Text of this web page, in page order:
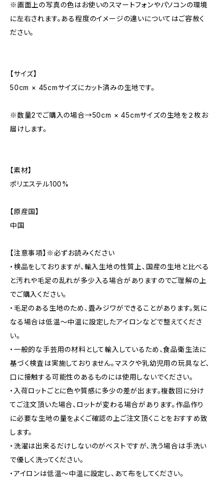
※画面上の写真の色はお使いのスマートフォンやパソコンの環境
に左右されます。ある程度のイメージの違いについてはご容赦く
ださい。
【サイズ】
50cm × 45cmサイズにカット済みの生地です。
※数量2でご購入の場合→50cm × 45cmサイズの生地を２枚お
届けします。
【素材】
ポリエステル100%
【原産国】
中国
【注意事項】※必ずお読みください
・検品をしておりますが、輸入生地の性質上、国産の生地と比べる
と汚れや毛足の乱れが多少入る場合がありますのでご理解の上
でご購入ください。
・毛足のある生地のため、畳みジワができることがあります。気に
なる場合は低温〜中温に設定したアイロンなどで整えてくださ
い。
・一般的な手芸用の材料として輸入しているため、食品衛生法に
基づく検査は実施しておりません。マスクや乳幼児用の玩具など、
口に接触する可能性のあるものには使用しないでください。
・入荷ロットごとに色や質感に多少の差が出ます。複数回に分け
てご注文頂いた場合、ロットが変わる場合があります。作品作り
に必要な生地の量をよくご確認の上ご注文頂くことをおすすめ致
します。
・洗濯は出来るだけしないのがベストですが、洗う場合は手洗い
で優しく洗ってください。
・アイロンは低温〜中温に設定し、あて布をしてください。